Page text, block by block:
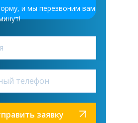
и мы перезвоним вам
заявку